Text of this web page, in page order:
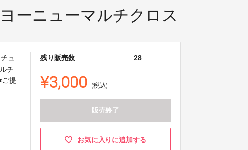
ーニューマルチクロス
ュ
チ
ご提
残り販売数 28
¥3,000 (税込)
販売終了
お気に入りに追加する